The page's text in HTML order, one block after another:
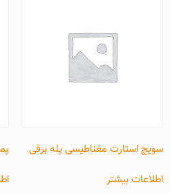
سویچ استارت مغناطیسی پله برقی
اطلاعات بیشتر